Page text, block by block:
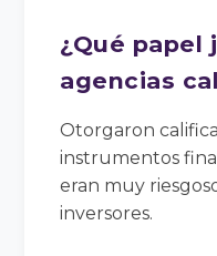
¿Qué papel
agencias
Otorgaron
instrumentos
eran muy
inversores.